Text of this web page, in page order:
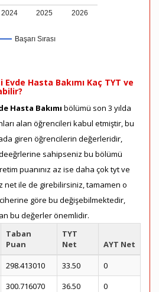
Başarı Sırası
2024 2025 2026
Hasta Bakımı Kaç TYT ve
Hasta Bakımı bölümü son 3 yılda
alan öğrencileri kabul etmiştir, bu
giren öğrencilerin değerleridir,
sahipseniz bu bölümü
puanınız az ise daha çok tyt ve
net ile de girebilirsiniz, tamamen o
göre bu değişebilmektedir,
bu değerler önemlidir.
Taban
Puan
TYT
Net
AYT Net
298.413010 33.50
0
300.716070 36.50
0